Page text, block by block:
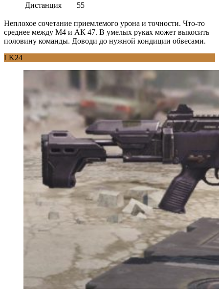
Дистанция
55
Неплохое сочетание приемлемого урона и точности. Что-то
среднее между М4 и АК 47. В умелых руках может выкосить
половину команды. Доводи до нужной кондиции обвесами.
LK24